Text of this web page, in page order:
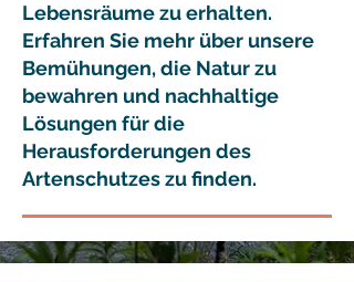
Lebensräume zu erhalten.
Erfahren Sie mehr über unsere
Bemühungen, die Natur zu
bewahren und nachhaltige
Lösungen für die
Herausforderungen des
Artenschutzes zu finden.